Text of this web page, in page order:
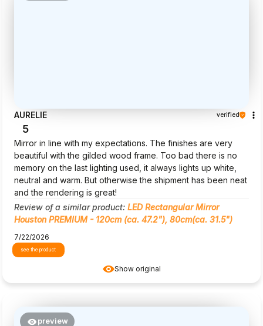
Show original
AURELIE verified
5
Mirror in line with my expectations. The finishes are very
beautiful with the gilded wood frame. Too bad there is no
memory on the last lighting used, it always lights up white,
neutral and warm. But otherwise the shipment has been neat
and the rendering is great!
Review of a similar product: LED Rectangular Mirror
Houston PREMIUM - 120cm (ca. 47.2"), 80cm(ca. 31.5")
7/22/2026
see the product
preview